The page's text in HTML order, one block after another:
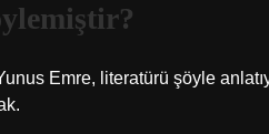
Emre, literatürü şöyle